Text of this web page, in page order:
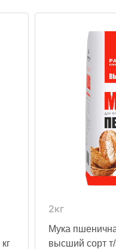
2кг
Мука
высший сорт